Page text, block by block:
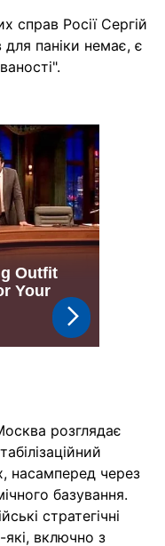
справ Росії Сергій
для паніки немає, є
розглядає
насамперед через
базування.
стратегічні
включно з